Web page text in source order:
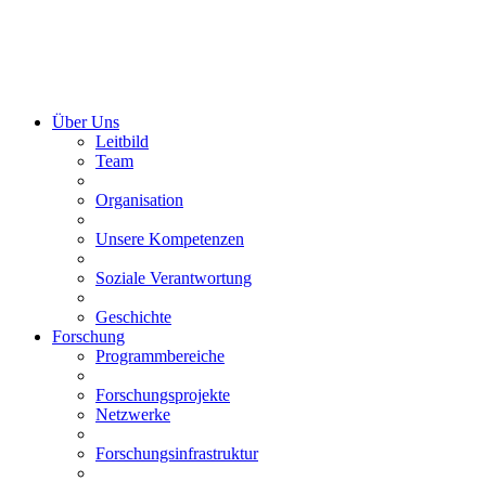
Über Uns
Leitbild
Team
Organisation
Unsere Kompetenzen
Soziale Verantwortung
Geschichte
Forschung
Programmbereiche
Forschungsprojekte
Netzwerke
Forschungsinfrastruktur